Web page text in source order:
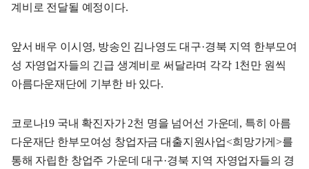
계비로 전달될 예정이다.
앞서 배우 이시영, 방송인 김나영도 대구·경북 지역 한부모여
성 자영업자들의 긴급 생계비로 써달라며 각각 1천만 원씩
아름다운재단에 기부한 바 있다.
코로나19 국내 확진자가 2천 명을 넘어선 가운데, 특히 아름
다운재단 한부모여성 창업자금 대출지원사업<희망가게>를
통해 자립한 창업주 가운데 대구·경북 지역 자영업자들의 경